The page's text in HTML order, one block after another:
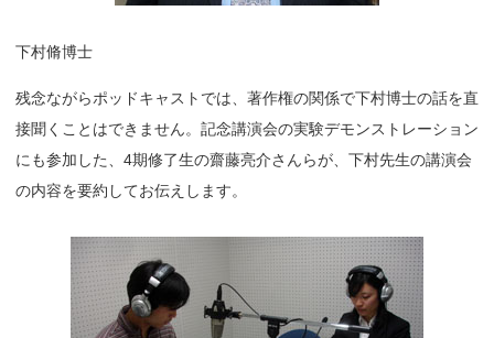
下村脩博士
残念ながらポッドキャストでは、著作権の関係で下村博士の話を直
接聞くことはできません。記念講演会の実験デモンストレーション
にも参加した、4期修了生の齋藤亮介さんらが、下村先生の講演会
の内容を要約してお伝えします。